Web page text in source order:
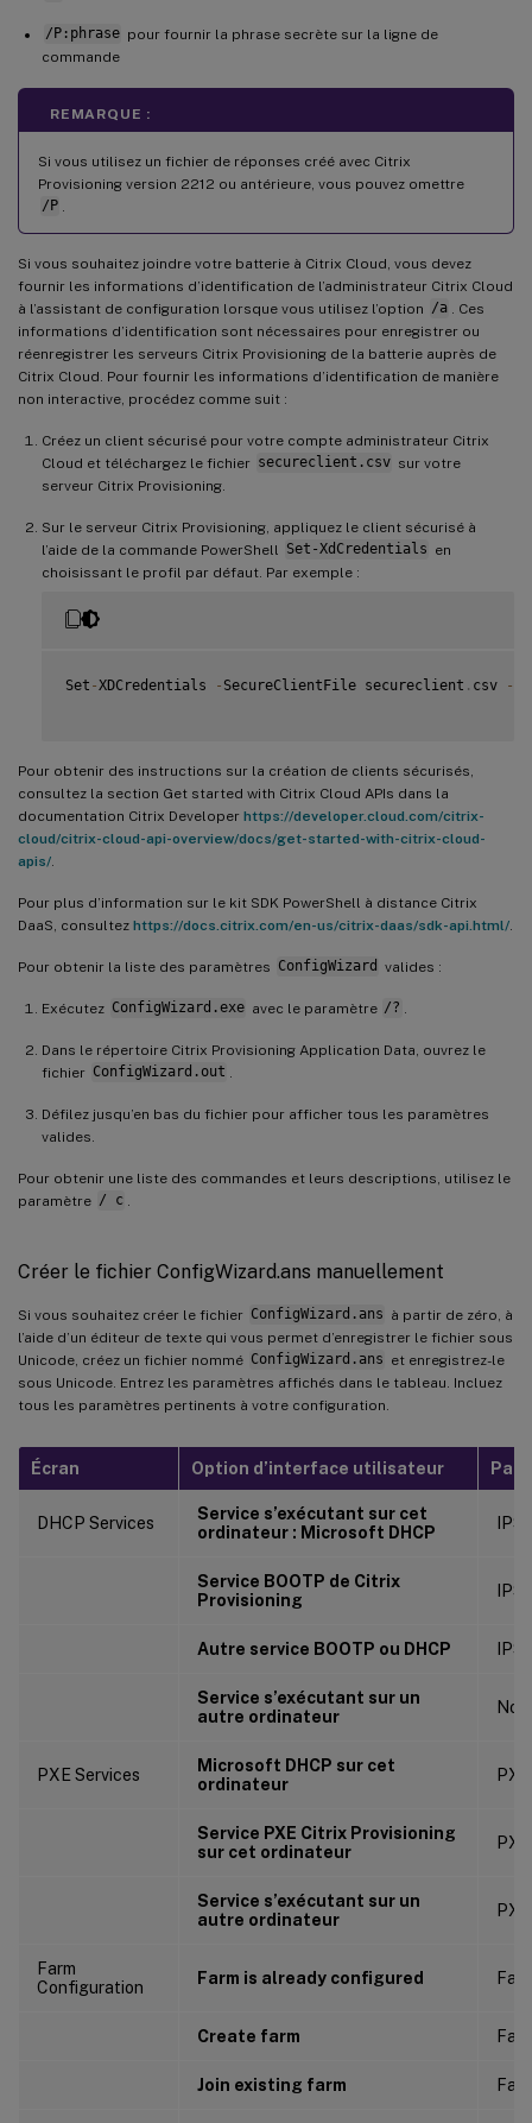
/P:phrase pour fournir la phrase secrète sur la ligne de
commande
REMARQUE :
Si vous utilisez un fichier de réponses créé avec Citrix
Provisioning version 2212 ou antérieure, vous pouvez omettre
/P
Si vous souhaitez joindre votre batterie à Citrix Cloud, vous devez
fournir les informations d’identification de l’administrateur Citrix Cloud
à l’assistant de configuration lorsque vous utilisez l’option /a
. Ces
informations d’identification sont nécessaires pour enregistrer ou
réenregistrer les serveurs Citrix Provisioning de la batterie auprès de
Citrix Cloud. Pour fournir les informations d’identification de manière
non interactive, procédez comme suit :
Créez un client sécurisé pour votre compte administrateur Citrix
Cloud et téléchargez le fichier secureclient.csv sur votre
serveur Citrix Provisioning.
Sur le serveur Citrix Provisioning, appliquez le client sécurisé à
l’aide de la commande PowerShell
Set-XdCredentials en
choisissant le profil par défaut. Par exemple :
Set -XDCredentials - SecureClientFile secureclient . csv -
Pour obtenir des instructions sur la création de clients sécurisés,
consultez la section Get started with Citrix Cloud APIs dans la
documentation Citrix Developer https://developer.cloud.com/citrix-
cloud/citrix-cloud-api-overview/docs/get-started-with-citrix-cloud-
apis/
Pour plus d’information sur le kit SDK PowerShell à distance Citrix
DaaS, consultez https://docs.citrix.com/en-us/citrix-daas/sdk-api.html/
Pour obtenir la liste des paramètres ConfigWizard valides :
Exécutez ConfigWizard.exe avec le paramètre /?
Dans le répertoire Citrix Provisioning Application Data, ouvrez le
fichier ConfigWizard.out
Défilez jusqu’en bas du fichier pour afficher tous les paramètres
valides.
Pour obtenir une liste des commandes et leurs descriptions, utilisez le
paramètre / c
Créer le fichier ConfigWizard.ans manuellement
Si vous souhaitez créer le fichier ConfigWizard.ans à partir de zéro, à
l’aide d’un éditeur de texte qui vous permet d’enregistrer le fichier sous
Unicode, créez un fichier nommé ConfigWizard.ans et enregistrez-le
sous Unicode. Entrez les paramètres affichés dans le tableau. Incluez
tous les paramètres pertinents à votre configuration.
Écran Option d’interface utilisateur
DHCP Services
Service s’exécutant sur cet
ordinateur : Microsoft DHCP
Service BOOTP de Citrix
Provisioning
Autre service BOOTP ou DHCP
Service s’exécutant sur un
autre ordinateur
PXE Services
Microsoft DHCP sur cet
ordinateur
Service PXE Citrix Provisioning
sur cet ordinateur
Service s’exécutant sur un
autre ordinateur
Farm
Configuration
Farm is already configured
Create farm
Join existing farm